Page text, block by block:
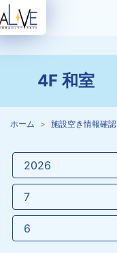
4F 和室
ホーム 施設空き情報確認